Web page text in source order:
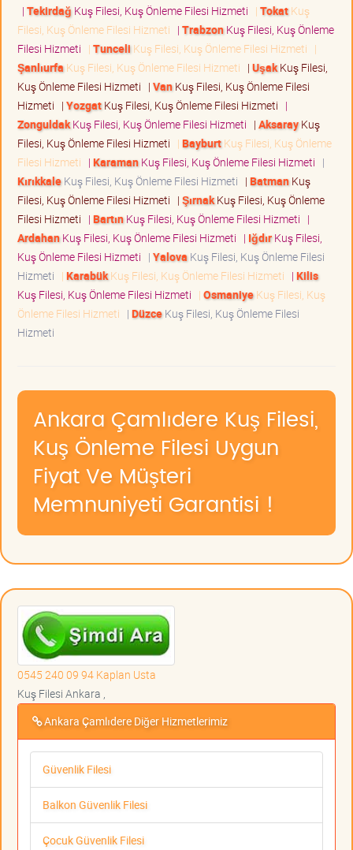
| Tekirdağ Kuş Filesi, Kuş Önleme Filesi Hizmeti | TokatKuş
Filesi, Kuş Önleme Filesi Hizmeti | TrabzonKuş Filesi, Kuş Önleme
Filesi Hizmeti | Tunceli Kuş Filesi, Kuş Önleme Filesi Hizmeti |
Şanlıurfa Kuş Filesi, Kuş Önleme Filesi Hizmeti | UşakKuş Filesi,
Kuş Önleme Filesi Hizmeti | VanKuş Filesi, Kuş Önleme Filesi
Hizmeti | YozgatKuş Filesi, Kuş Önleme Filesi Hizmeti |
ZonguldakKuş Filesi, Kuş Önleme Filesi Hizmeti | AksarayKuş
Filesi, Kuş Önleme Filesi Hizmeti | BayburtKuş Filesi, Kuş Önleme
Filesi Hizmeti | KaramanKuş Filesi, Kuş Önleme Filesi Hizmeti |
KırıkkaleKuş Filesi, Kuş Önleme Filesi Hizmeti | BatmanKuş
Filesi, Kuş Önleme Filesi Hizmeti | ŞırnakKuş Filesi, Kuş Önleme
Filesi Hizmeti | BartınKuş Filesi, Kuş Önleme Filesi Hizmeti |
ArdahanKuş Filesi, Kuş Önleme Filesi Hizmeti | IğdırKuş Filesi,
Kuş Önleme Filesi Hizmeti | Yalova Kuş Filesi, Kuş Önleme Filesi
Hizmeti | KarabükKuş Filesi, Kuş Önleme Filesi Hizmeti | Kilis
Kuş Filesi, Kuş Önleme Filesi Hizmeti | OsmaniyeKuş Filesi, Kuş
Önleme Filesi Hizmeti | DüzceKuş Filesi, Kuş Önleme Filesi
Hizmeti
Ankara Çamlıdere Kuş Filesi,
Kuş Önleme Filesi Uygun
Fiyat Ve Müşteri
Memnuniyeti Garantisi !
0545 240 09 94 Kaplan Usta
Kuş Filesi Ankara ,
Ankara Çamlıdere Diğer Hizmetlerimiz
Güvenlik Filesi
Balkon Güvenlik Filesi
Çocuk Güvenlik Filesi